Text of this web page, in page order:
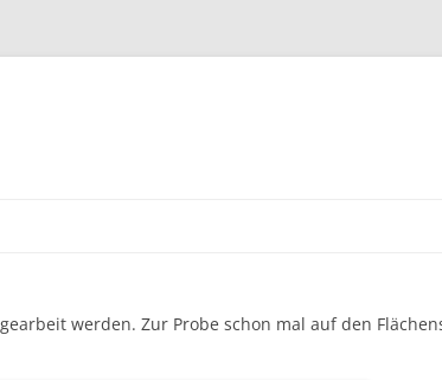
werden. Zur Probe schon mal auf den